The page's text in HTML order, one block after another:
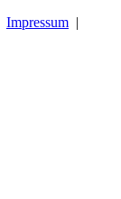
Impressum |